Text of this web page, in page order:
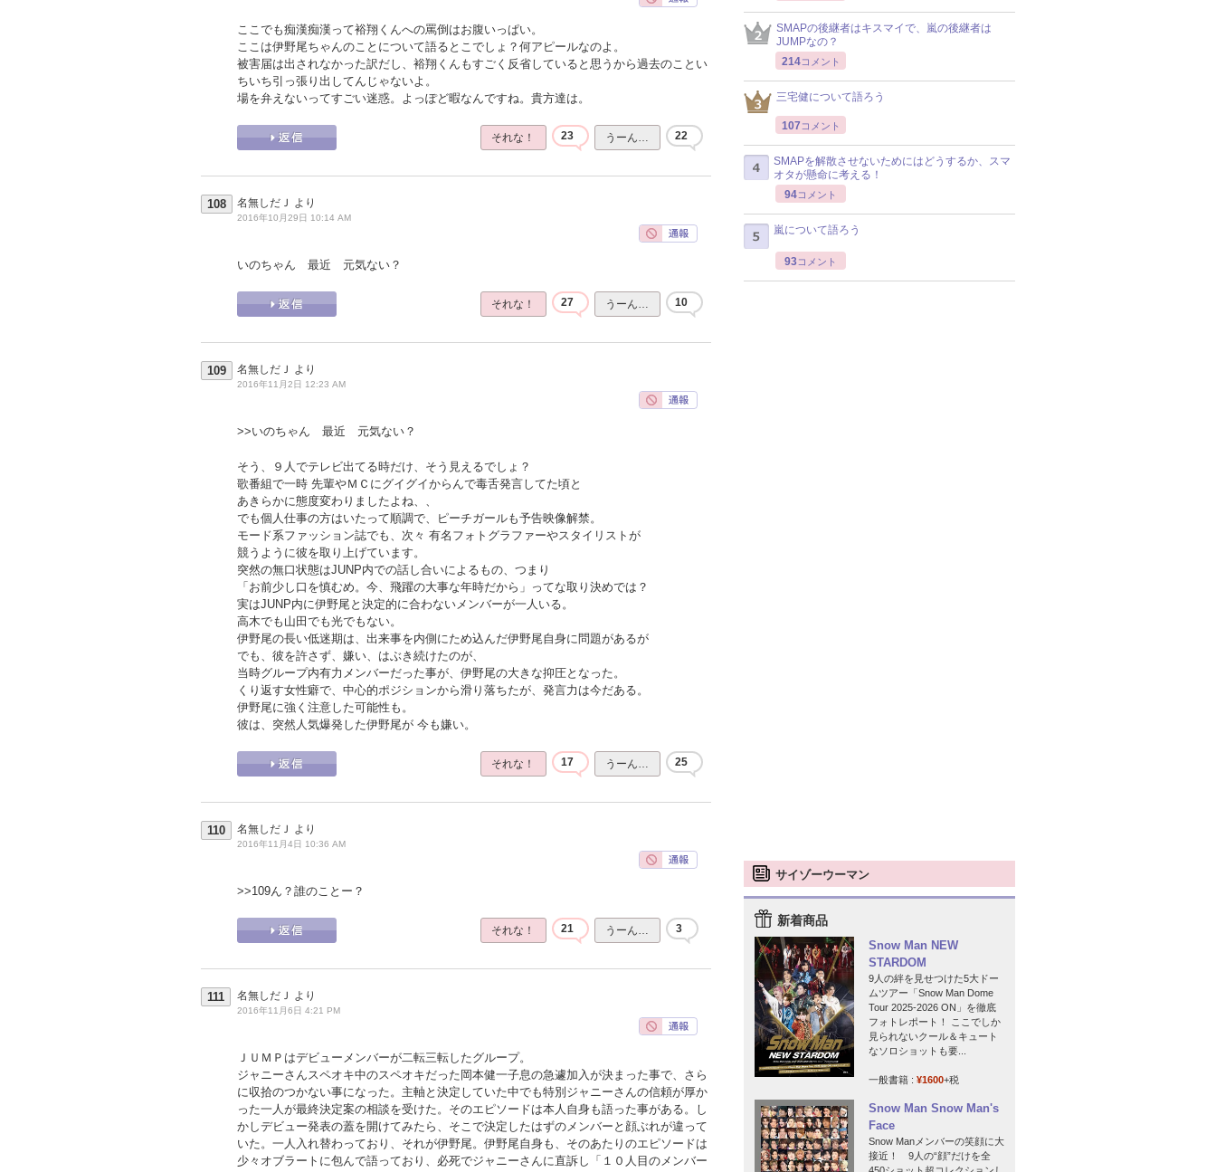
ここでも痴漢痴漢って裕翔くんへの罵倒はお腹いっぱい。
ここは伊野尾ちゃんのことについて語るとこでしょ？何アピールなのよ。
被害届は出されなかった訳だし、裕翔くんもすごく反省していると思うから過去のことい
ちいち引っ張り出してんじゃないよ。
場を弁えないってすごい迷惑。よっぽど暇なんですね。貴方達は。
それな！ 23 うーん… 22
108 名無しだＪ より
2016年10月29日 10:14 AM
いのちゃん 最近 元気ない？
それな！ 27 うーん… 10
109 名無しだＪ より
2016年11月2日 12:23 AM
>>いのちゃん 最近 元気ない？
そう、９人でテレビ出てる時だけ、そう見えるでしょ？
歌番組で一時 先輩やＭＣにグイグイからんで毒舌発言してた頃と
あきらかに態度変わりましたよね、、
でも個人仕事の方はいたって順調で、ピーチガールも予告映像解禁。
モード系ファッション誌でも、次々 有名フォトグラファーやスタイリストが
競うように彼を取り上げています。
突然の無口状態はJUNP内での話し合いによるもの、つまり
「お前少し口を慎むめ。今、飛躍の大事な年時だから」ってな取り決めでは？
実はJUNP内に伊野尾と決定的に合わないメンバーが一人いる。
高木でも山田でも光でもない。
伊野尾の長い低迷期は、出来事を内側にため込んだ伊野尾自身に問題があるが
でも、彼を許さず、嫌い、はぶき続けたのが、
当時グループ内有力メンバーだった事が、伊野尾の大きな抑圧となった。
くり返す女性癖で、中心的ポジションから滑り落ちたが、発言力は今だある。
伊野尾に強く注意した可能性も。
彼は、突然人気爆発した伊野尾が 今も嫌い。
それな！ 17 うーん… 25
110 名無しだＪ より
2016年11月4日 10:36 AM
>>109ん？誰のことー？
それな！ 21 うーん… 3
111 名無しだＪ より
2016年11月6日 4:21 PM
ＪＵＭＰはデビューメンバーが二転三転したグループ。
ジャニーさんスペオキ中のスペオキだった岡本健一子息の急遽加入が決まった事で、さら
に収拾のつかない事になった。主軸と決定していた中でも特別ジャニーさんの信頼が厚か
った一人が最終決定案の相談を受けた。そのエピソードは本人自身も語った事がある。し
かしデビュー発表の蓋を開けてみたら、そこで決定したはずのメンバーと顔ぶれが違って
いた。一人入れ替わっており、それが伊野尾。伊野尾自身も、そのあたりのエピソードは
少々オブラートに包んで語っており、必死でジャニーさんに直訴し「１０人目のメンバー
SMAPの後継者はキスマイで、嵐の後継者は
JUMPなの？
214コメント
三宅健について語ろう
107 コメント
SMAPを解散させないためにはどうするか、スマ
オタが懸命に考える！
94コメント
嵐について語ろう
93コメント
サイゾーウーマン
新着商品
Snow Man NEW
STARDOM
9人の絆を見せつけた5大ドー
ムツアー「Snow Man Dome
Tour 2025-2026 ON」を徹底
フォトレポート！ ここでしか
見られないクール＆キュート
なソロショットも要...
一般書籍 : ¥1600+税
Snow Man Snow Man's
Face
Snow Manメンバーの笑顔に大
接近！ 9人の“顔”だけを全